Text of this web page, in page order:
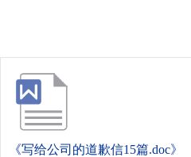
《写给公司的道歉信15篇.doc》